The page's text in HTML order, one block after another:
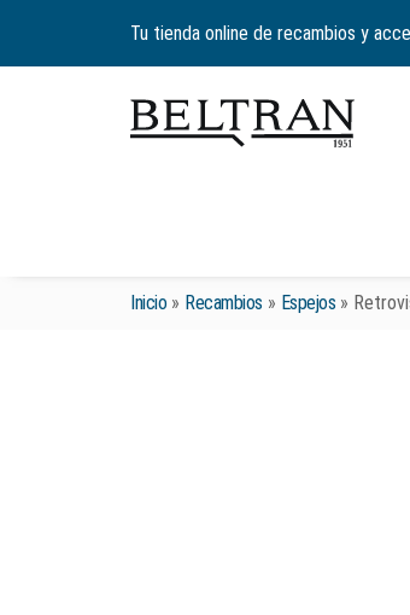
Tu tienda online de recambios y
Inicio» Recambios » Espejos »